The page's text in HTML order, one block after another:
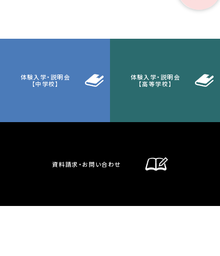
体験入学・説明会
【中学校】
体験入学・説明会
【高等学校】
資料請求・お問い合わせ